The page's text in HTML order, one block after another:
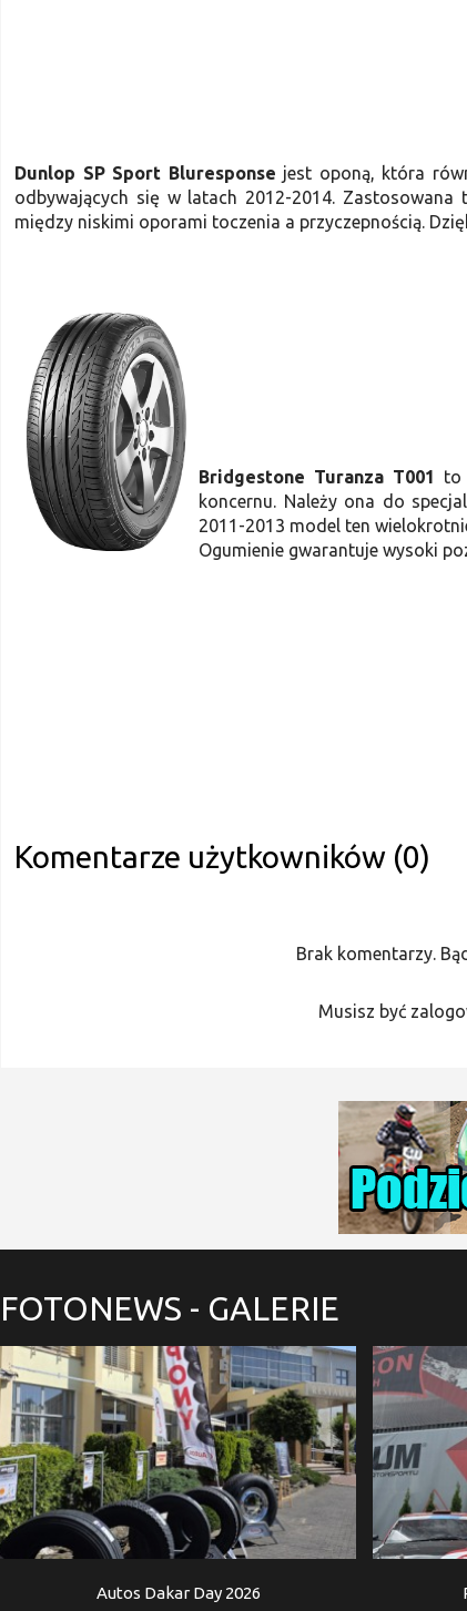
Dunlop SP Sport Bluresponse jest oponą, która
odbywających się w latach 2012-2014. Zastosowana
między niskimi oporami toczenia a przyczepnością.
Bridgestone Turanza T001
to
koncernu. Należy ona do
2011-2013 model ten
Ogumienie gwarantuje wysoki
Komentarze użytkowników (0)
Brak komentarzy.
Musisz być
FOTONEWS - GALERIE
Autos Dakar Day 2026